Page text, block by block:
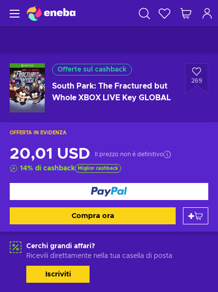
Offerte sul cashback
South Park: The Fractured but
Whole XBOX LIVE Key GLOBAL
269
OFFERTA IN EVIDENZA
20,01 USD Il prezzo non è definitivo
14% di cashback Miglior cashback
Compra ora
Cerchi grandi affari?
Ricevili direttamente nella tua casella di posta
Iscriviti